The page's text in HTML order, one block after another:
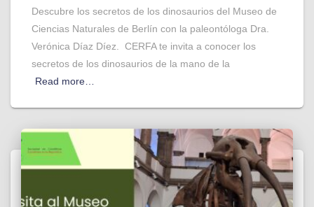
Descubre los secretos de los dinosaurios del Museo de
Ciencias Naturales de Berlín con la paleontóloga Dra.
Verónica Díaz Díez. CERFA te invita a conocer los
secretos de los dinosaurios de la mano de la
Read more…